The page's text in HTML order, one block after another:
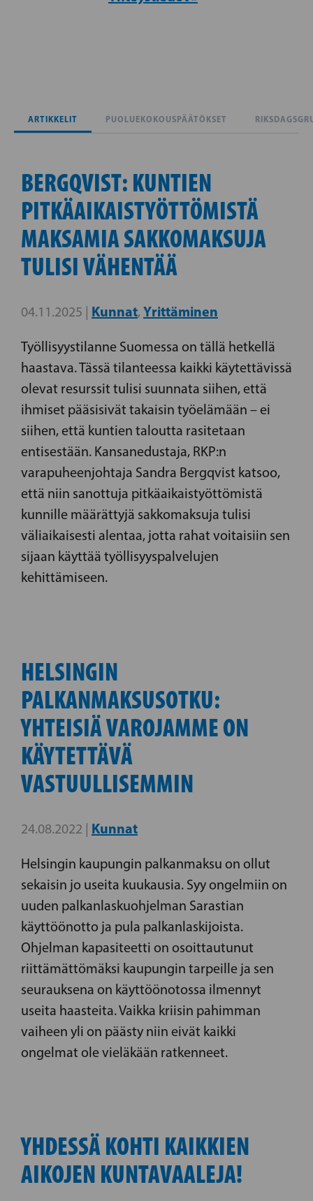
ARTIKKELIT PUOLUEKOKOUSPÄÄTÖKSET
BERGQVIST: KUNTIEN
PITKÄAIKAISTYÖTTÖMISTÄ
MAKSAMIA SAKKOMAKSUJA
TULISI VÄHENTÄÄ
04.11.2025 | Kunnat, Yrittäminen
Työllisyystilanne Suomessa on tällä hetkellä
haastava. Tässä tilanteessa kaikki käytettävissä
olevat resurssit tulisi suunnata siihen, että
ihmiset pääsisivät takaisin työelämään – ei
siihen, että kuntien taloutta rasitetaan
entisestään. Kansanedustaja, RKP:n
varapuheenjohtaja Sandra Bergqvist katsoo,
että niin sanottuja pitkäaikaistyöttömistä
kunnille määrättyjä sakkomaksuja tulisi
väliaikaisesti alentaa, jotta rahat voitaisiin sen
sijaan käyttää työllisyyspalvelujen
kehittämiseen.
HELSINGIN
PALKANMAKSUSOTKU:
YHTEISIÄ VAROJAMME ON
KÄYTETTÄVÄ
VASTUULLISEMMIN
24.08.2022 | Kunnat
Helsingin kaupungin palkanmaksu on ollut
sekaisin jo useita kuukausia. Syy ongelmiin on
uuden palkanlaskuohjelman Sarastian
käyttöönotto ja pula palkanlaskijoista.
Ohjelman kapasiteetti on osoittautunut
riittämättömäksi kaupungin tarpeille ja sen
seurauksena on käyttöönotossa ilmennyt
useita haasteita. Vaikka kriisin pahimman
vaiheen yli on päästy niin eivät kaikki
ongelmat ole vieläkään ratkenneet.
YHDESSÄ KOHTI KAIKKIEN
AIKOJEN KUNTAVAALEJA!